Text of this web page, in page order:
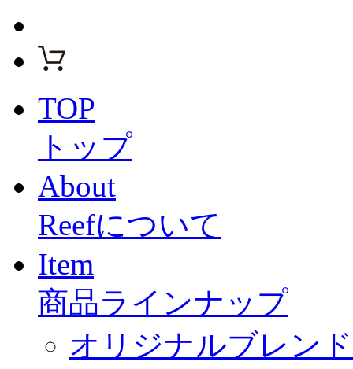
TOP
トップ
About
Reefについて
Item
商品ラインナップ
オリジナルブレン